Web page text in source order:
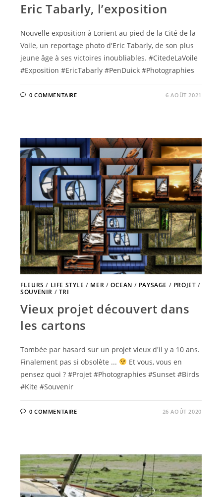
Eric Tabarly, l’exposition
Nouvelle exposition à Lorient au pied de la Cité de la
Voile, un reportage photo d'Eric Tabarly, de son plus
jeune âge à ses victoires inoubliables. #CitedeLaVoile
#Exposition #EricTabarly #PenDuick #Photographies
0 COMMENTAIRE 6 AOÛT 2021
FLEURS / LIFE STYLE / MER /OCEAN / PAYSAGE / PROJET /
SOUVENIR / TRI
Vieux projet découvert dans
les cartons
Tombée par hasard sur un projet vieux d'il y a 10 ans.
Finalement pas si obsolète ...
Et vous, vous en
pensez quoi ? #Projet #Photographies #Sunset #Birds
#Kite #Souvenir
0 COMMENTAIRE 26 AOÛT 2020